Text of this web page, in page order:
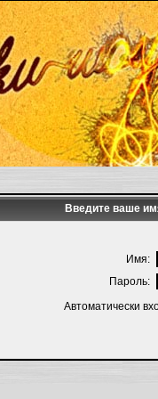
Введите ваше
Имя:
Пароль:
Автоматически